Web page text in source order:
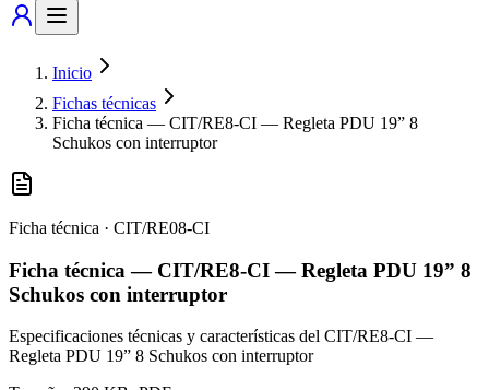
Inicio
Fichas técnicas
Ficha técnica — CIT/RE8-CI — Regleta PDU 19” 8
Schukos con interruptor
Ficha técnica · CIT/RE08-CI
Ficha técnica — CIT/RE8-CI — Regleta PDU 19” 8
Schukos con interruptor
Especificaciones técnicas y características del CIT/RE8-CI —
Regleta PDU 19” 8 Schukos con interruptor